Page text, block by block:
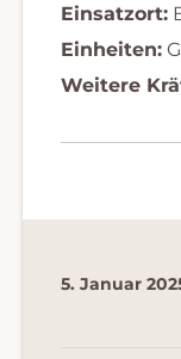
Einsatzort:
Einheiten:
Weitere
5. Januar